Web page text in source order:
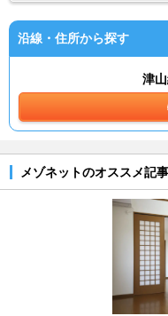
沿線・住所から探す
津
メゾネットのオススメ記事